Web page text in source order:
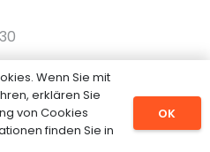
Optik AG
Wenn Sie mit
erklären Sie
von Cookies
finden Sie in
OK